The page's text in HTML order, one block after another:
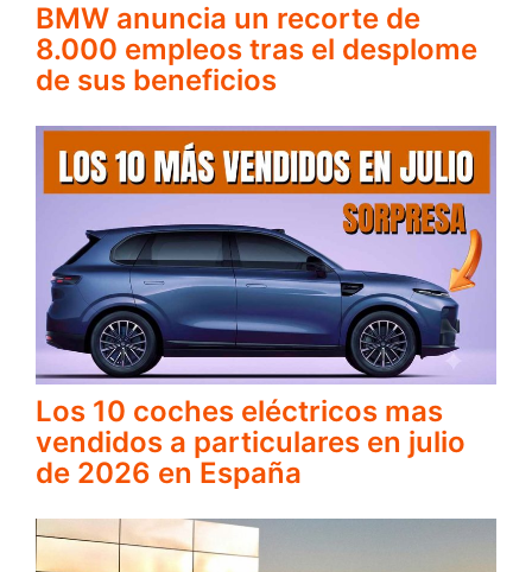
BMW anuncia un recorte de
8.000 empleos tras el desplome
de sus beneficios
Los 10 coches eléctricos mas
vendidos a particulares en julio
de 2026 en España